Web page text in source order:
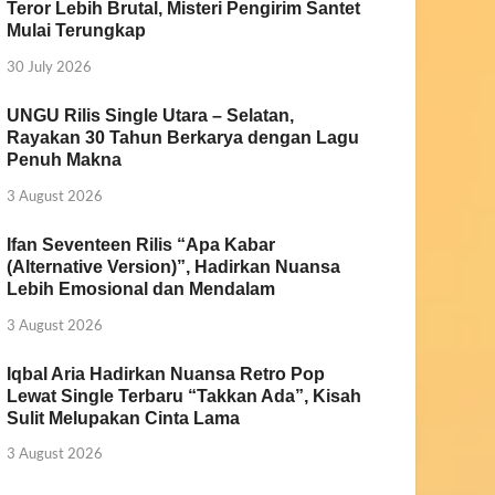
Teror Lebih Brutal, Misteri Pengirim Santet
Mulai Terungkap
30 July 2026
UNGU Rilis Single Utara – Selatan,
Rayakan 30 Tahun Berkarya dengan Lagu
Penuh Makna
3 August 2026
Ifan Seventeen Rilis “Apa Kabar
(Alternative Version)”, Hadirkan Nuansa
Lebih Emosional dan Mendalam
3 August 2026
Iqbal Aria Hadirkan Nuansa Retro Pop
Lewat Single Terbaru “Takkan Ada”, Kisah
Sulit Melupakan Cinta Lama
3 August 2026